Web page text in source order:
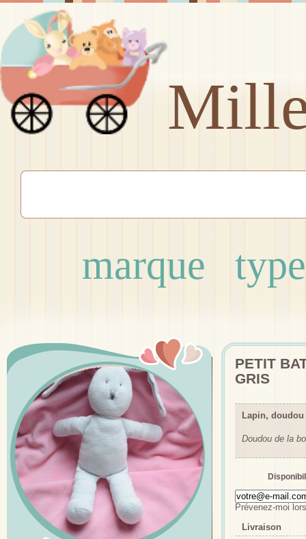
marque type
PETIT
GRIS
Lapin, doudou
Doudou de la
Prévenez-moi
Livraison